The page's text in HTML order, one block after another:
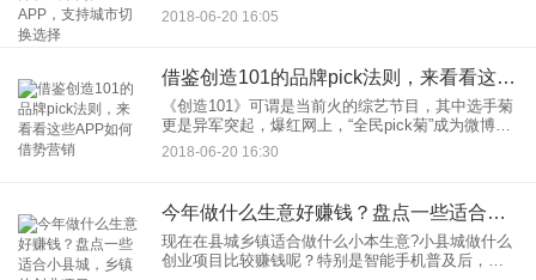
品，服务上门，还能相互发帖、交友聊天等等。在
智能手机时代，大家更愿意通过App获得信息，电脑
2018-06-20 16:05
借鉴创造101的品牌pick法则，来看看这些APP如何借势营销
《创造101》可谓是当前火的综艺节目，其中选手菊
更是异军突起，爆红网上，“全民pick菊”成为微博话
题。现在，不需要懂任何的编程技术，通过应用公
园傻瓜式平台，自己就能快速制作App，成本节约
2018-06-20 16:30
今年做什么生意好赚钱？盘点一些适合小县城，乡镇的创业项目
现在在县城乡镇适合做什么小本生意?小县城做什么
创业项目比较赚钱呢？特别是智能手机普及后，有